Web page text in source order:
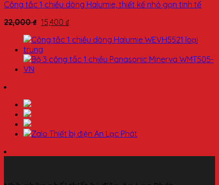
Công tắc 1 chiều dòng Halumie, thiết kế nhỏ gọn tinh tế
22,000₫ 15,400 ₫